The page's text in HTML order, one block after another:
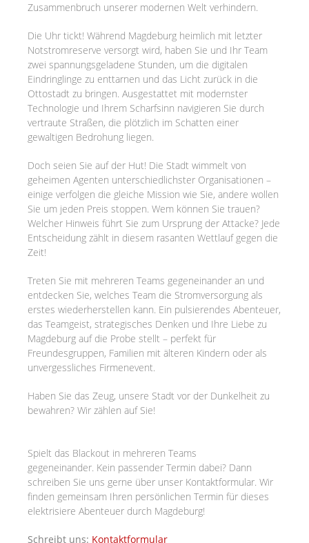
Zusammenbruch unserer modernen Welt verhindern.
Die Uhr tickt! Während Magdeburg heimlich mit letzter
Notstromreserve versorgt wird, haben Sie und Ihr Team
zwei spannungsgeladene Stunden, um die digitalen
Eindringlinge zu enttarnen und das Licht zurück in die
Ottostadt zu bringen. Ausgestattet mit modernster
Technologie und Ihrem Scharfsinn navigieren Sie durch
vertraute Straßen, die plötzlich im Schatten einer
gewaltigen Bedrohung liegen.
Doch seien Sie auf der Hut! Die Stadt wimmelt von
geheimen Agenten unterschiedlichster Organisationen –
einige verfolgen die gleiche Mission wie Sie, andere wollen
Sie um jeden Preis stoppen. Wem können Sie trauen?
Welcher Hinweis führt Sie zum Ursprung der Attacke? Jede
Entscheidung zählt in diesem rasanten Wettlauf gegen die
Zeit!
Treten Sie mit mehreren Teams gegeneinander an und
entdecken Sie, welches Team die Stromversorgung als
erstes wiederherstellen kann. Ein pulsierendes Abenteuer,
das Teamgeist, strategisches Denken und Ihre Liebe zu
Magdeburg auf die Probe stellt – perfekt für
Freundesgruppen, Familien mit älteren Kindern oder als
unvergessliches Firmenevent.
Haben Sie das Zeug, unsere Stadt vor der Dunkelheit zu
bewahren? Wir zählen auf Sie!
Spielt das Blackout in mehreren Teams
gegeneinander. Kein passender Termin dabei? Dann
schreiben Sie uns gerne über unser Kontaktformular. Wir
finden gemeinsam Ihren persönlichen Termin für dieses
elektrisiere Abenteuer durch Magdeburg!
Schreibt uns: Kontaktformular